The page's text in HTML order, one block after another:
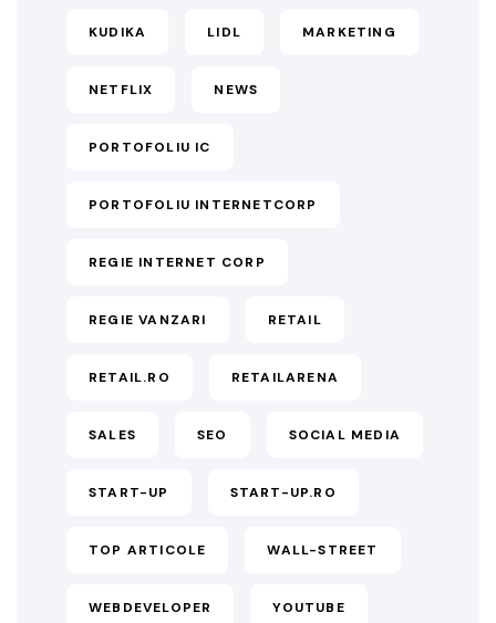
KUDIKA LIDL MARKETING
NETFLIX NEWS
PORTOFOLIU IC
PORTOFOLIU INTERNETCORP
REGIE INTERNET CORP
REGIE VANZARI RETAIL
RETAIL.RO RETAILARENA
SALES SEO SOCIAL MEDIA
START-UP START-UP.RO
TOP ARTICOLE WALL-STREET
WEBDEVELOPER YOUTUBE